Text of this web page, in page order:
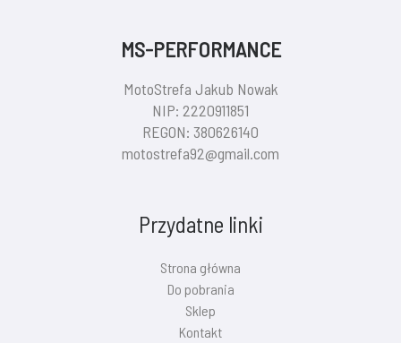
MS-PERFORMANCE
MotoStrefa Jakub Nowak
NIP: 2220911851
REGON: 380626140
motostrefa92@gmail.com
Przydatne linki
Strona główna
Do pobrania
Sklep
Kontakt